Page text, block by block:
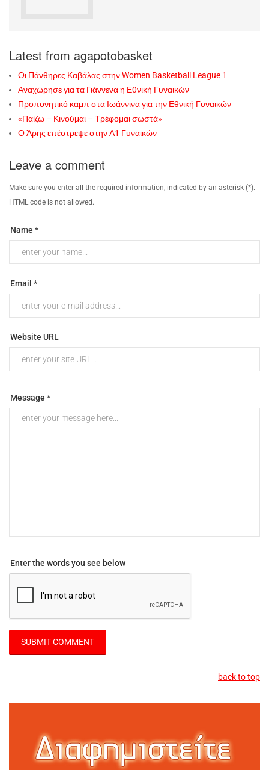
Latest from agapotobasket
Οι Πάνθηρες Καβάλας στην Women Basketball League 1
Αναχώρησε για τα Γιάννενα η Εθνική Γυναικών
Προπονητικό καμπ στα Ιωάννινα για την Εθνική Γυναικών
«Παίζω – Κινούμαι – Τρέφομαι σωστά»
Ο Άρης επέστρεψε στην Α1 Γυναικών
Leave a comment
Make sure you enter all the required information, indicated by an asterisk (*).
HTML code is not allowed.
Name *
Email *
Website URL
Message *
Enter the words you see below
back to top